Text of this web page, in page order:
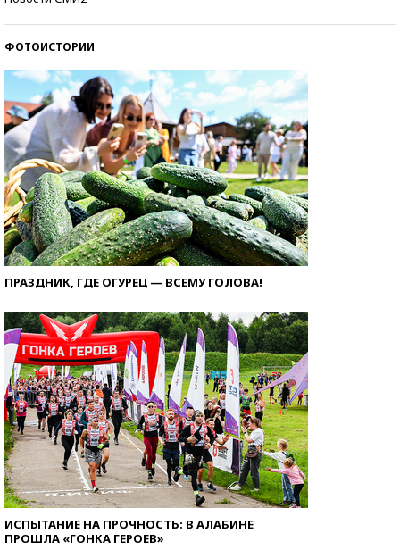
ФОТОИСТОРИИ
ПРАЗДНИК, ГДЕ ОГУРЕЦ — ВСЕМУ ГОЛОВА!
ИСПЫТАНИЕ НА ПРОЧНОСТЬ: В АЛАБИНЕ
ПРОШЛА «ГОНКА ГЕРОЕВ»